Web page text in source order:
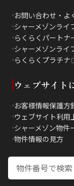
お問い合わせ・よ
シャーメゾンライ
らくらくパートナ
シャーメゾンライ
らくらくプラチナ
ウェブサイト
お客様情報保護方
ウェブサイト利用
シャーメゾン物件
物件情報の見方